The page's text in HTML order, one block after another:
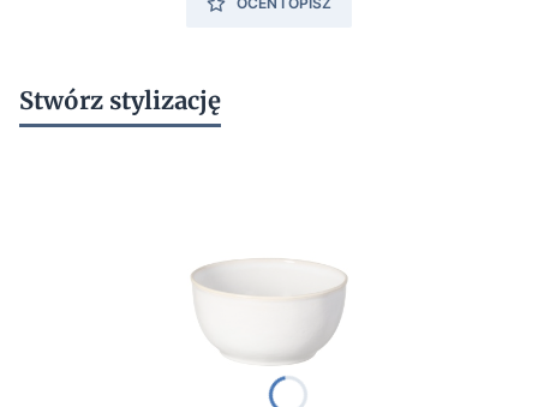
Stwórz stylizację